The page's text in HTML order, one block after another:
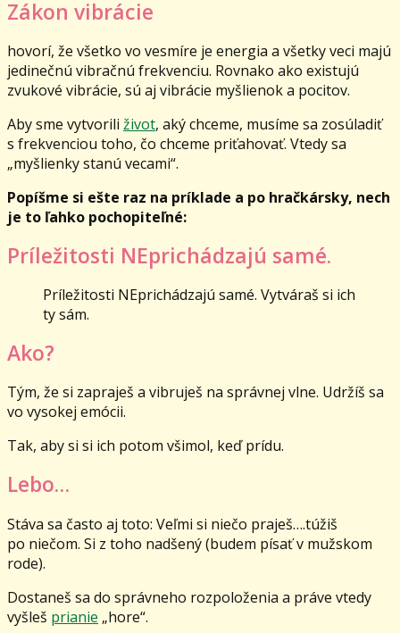
Zákon vibrácie
hovorí, že všetko vo vesmíre je energia a všetky veci majú
jedinečnú vibračnú frekvenciu. Rovnako ako existujú
zvukové vibrácie, sú aj vibrácie myšlienok a pocitov.
Aby sme vytvorili život, aký chceme, musíme sa zosúladiť
s frekvenciou toho, čo chceme priťahovať. Vtedy sa
„myšlienky stanú vecami“.
Popíšme si ešte raz na príklade a po hračkársky, nech
je to ľahko pochopiteľné:
Príležitosti NEprichádzajú samé.
Príležitosti NEprichádzajú samé. Vytváraš si ich
ty sám.
Ako?
Tým, že si zapraješ a vibruješ na správnej vlne. Udržíš sa
vo vysokej emócii.
Tak, aby si si ich potom všimol, keď prídu.
Lebo…
Stáva sa často aj toto: Veľmi si niečo praješ….túžiš
po niečom. Si z toho nadšený (budem písať v mužskom
rode).
Dostaneš sa do správneho rozpoloženia a práve vtedy
vyšleš prianie „hore“.